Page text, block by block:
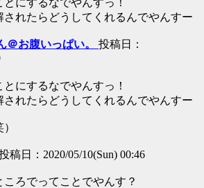
にするなでやんすっ！
されたらどうしてくれるんでやんすー
＠お腹いっぱい。 投稿日：
にするなでやんすっ！
されたらどうしてくれるんでやんすー
稿日：2020/05/10(Sun) 00:46
ころでってことでやんす？